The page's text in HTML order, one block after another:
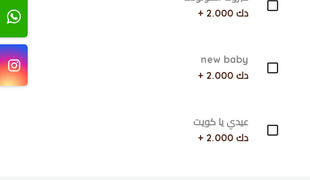
دك 2.000 +
new baby
دك 2.000 +
عيدي يا كويت
دك 2.000 +